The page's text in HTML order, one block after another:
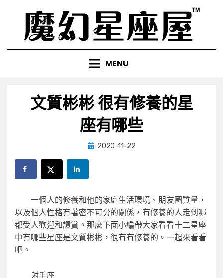
content
MENU
文質彬彬 很有修養的星
座有哪些
by小編
Posted
2020-11-22
一個人的修養和他的家庭生活環境、朋友圈質量，
以及個人性格有著密不可分的關係，有修養的人走到哪
都受人歡迎和讚賞。那麼下面小編帶大家看看十二星座
中有哪些星座是文質彬彬，很有有修養的。一起來看看
吧。
射手座